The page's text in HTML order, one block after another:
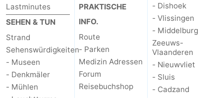
Lastminutes
SEHEN & TUN
Strand
Sehenswürdigkeiten
- Museen
- Denkmäler
- Mühlen
PRAKTISCHE
INFO.
Route
- Parken
Medizin Adressen
Forum
Reisebuchshop
- Dishoek
- Vlissingen
- Middelburg
Zeeuws-
Vlaanderen
- Nieuwvliet
- Sluis
- Cadzand